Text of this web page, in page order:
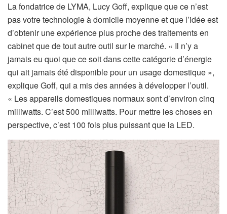
La fondatrice de LYMA, Lucy Goff, explique que ce n’est
pas votre technologie à domicile moyenne et que l’idée est
d’obtenir une expérience plus proche des traitements en
cabinet que de tout autre outil sur le marché. « Il n’y a
jamais eu quoi que ce soit dans cette catégorie d’énergie
qui ait jamais été disponible pour un usage domestique »,
explique Goff, qui a mis des années à développer l’outil.
« Les appareils domestiques normaux sont d’environ cinq
milliwatts. C’est 500 milliwatts. Pour mettre les choses en
perspective, c’est 100 fois plus puissant que la LED.